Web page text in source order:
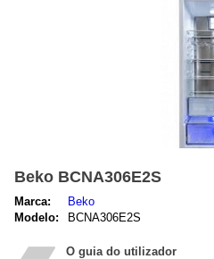
Beko BCNA306E2S
Marca:
Beko
Modelo:
BCNA306E2S
O guia do utilizador